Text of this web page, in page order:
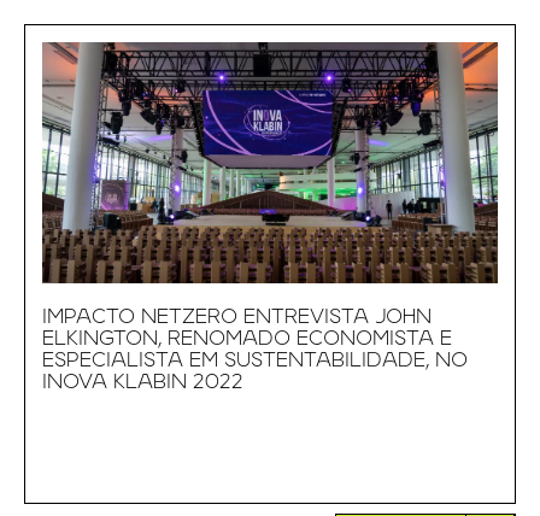
IMPACTO NETZERO ENTREVISTA JOHN
ELKINGTON, RENOMADO ECONOMISTA E
ESPECIALISTA EM SUSTENTABILIDADE, NO
INOVA KLABIN 2022